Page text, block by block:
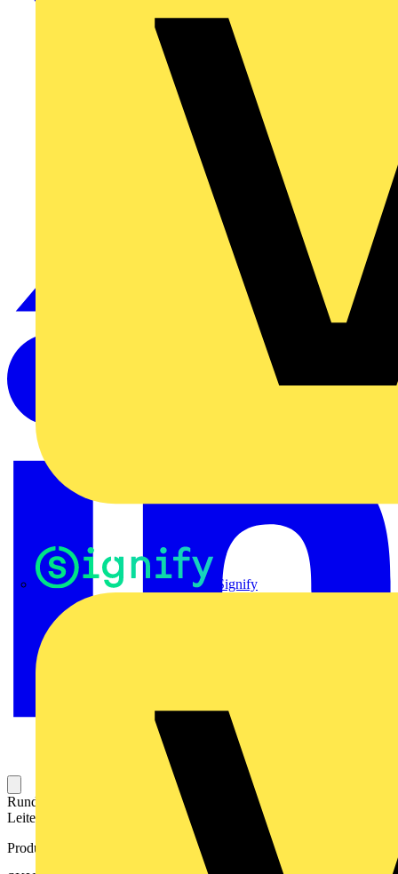
Signify
Rundsteckverbinder für die individuelle Konfektionierung von
Leitern. Platzsparende Bauform.
Produktkennzeichen